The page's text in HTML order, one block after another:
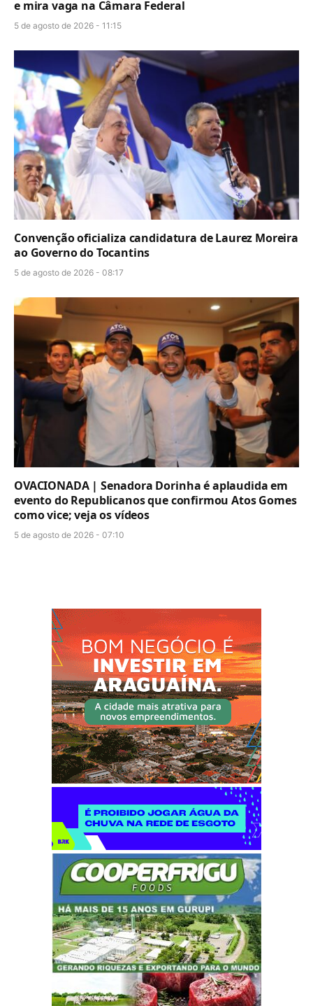
e mira vaga na Câmara Federal
5 de agosto de 2026 - 11:15
Convenção oficializa candidatura de Laurez Moreira
ao Governo do Tocantins
5 de agosto de 2026 - 08:17
OVACIONADA | Senadora Dorinha é aplaudida em
evento do Republicanos que confirmou Atos Gomes
como vice; veja os vídeos
5 de agosto de 2026 - 07:10